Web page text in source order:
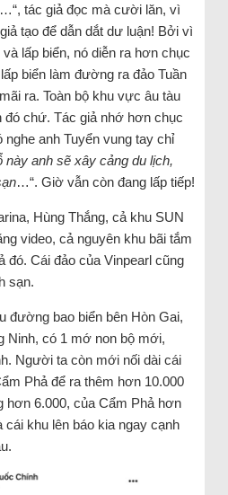
tác giả đọc mà cười lăn, vì
tạo để dẫn dắt dư luận! Bởi vì
lấp biển, nó diễn ra hơn chục
biển làm đường ra đảo Tuần
ra. Toàn bộ khu vực âu tàu
đó chứ. Tác giả nhớ hơn chục
anh Tuyển vung tay chỉ
này anh sẽ xây cảng du lịch,
…“. Giờ vẫn còn đang lấp tiếp!
Hùng Thắng, cả khu SUN
video, cả nguyên khu bãi tắm
đó. Cái đảo của Vinpearl cũng
sạn.
đường bao biển bên Hòn Gai,
Ninh, có 1 mớ non bộ mới,
Người ta còn mới nối dài cái
Phả để ra thêm hơn 10.000
hơn 6.000, của Cẩm Phả hơn
cái khu lên báo kia ngay cạnh